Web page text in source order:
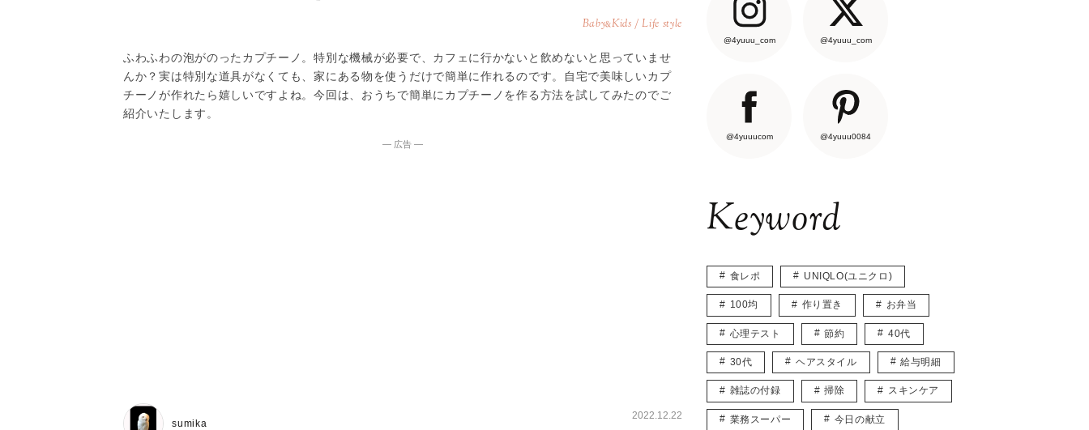
Baby&Kids / Life style
ふわふわの泡がのったカプチーノ。特別な機械が必要で、カフェに行かないと飲めないと思っていませ
んか？実は特別な道具がなくても、家にある物を使うだけで簡単に作れるのです。自宅で美味しいカプ
チーノが作れたら嬉しいですよね。今回は、おうちで簡単にカプチーノを作る方法を試してみたのでご
紹介いたします。
― 広告 ―
sumika
2022.12.22
@4yuuu_com @4yuuu_com
@4yuuucom @4yuuu0084
Keyword
食レポ UNIQLO(ユニクロ)
100均 作り置き お弁当
心理テスト 節約 40代
30代 ヘアスタイル 給与明細
雑誌の付録 掃除 スキンケア
業務スーパー 今日の献立